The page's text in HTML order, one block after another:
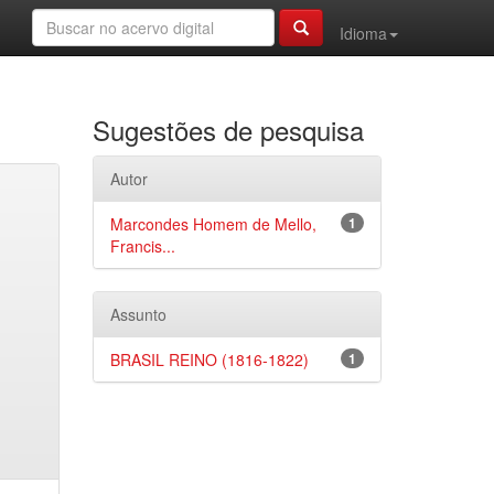
Idioma
Sugestões de pesquisa
Autor
1
Marcondes Homem de Mello,
Francis...
Assunto
1
BRASIL REINO (1816-1822)